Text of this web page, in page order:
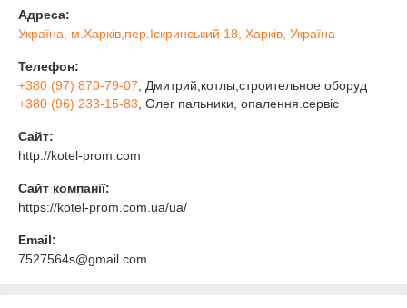
Адреса:
Україна, м.Харків,пер.Іскринський 18, Харків, Україна
Телефон:
+380 (97) 870-79-07 , Дмитрий,котлы,строительное оборуд
+380 (96) 233-15-83 , Олег пальники, опалення.сервіс
Сайт:
http://kotel-prom.com
Сайт компанії:
https://kotel-prom.com.ua/ua/
Email:
7527564s@gmail.com